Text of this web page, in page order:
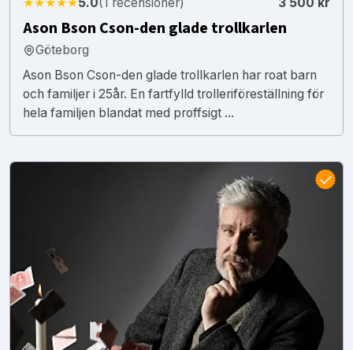
Ason Bson Cson-den glade trollkarlen
Göteborg
Ason Bson Cson-den glade trollkarlen har roat barn
och familjer i 25år. En fartfylld trolleriföreställning för
hela familjen blandat med proffsigt ...